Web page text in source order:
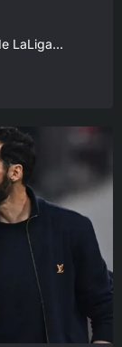
LaLiga...